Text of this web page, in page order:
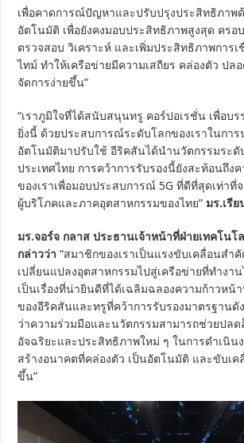
เพื่อคาดการณ์ปัญหาและปรับปรุงประสิทธิภาพด้
อัตโนมัติ เพื่อยังคงมอบประสิทธิภาพสูงสุด ครอ
ตรวจสอบ วิเคราะห์ และเพิ่มประสิทธิภาพการเ
ไทม์ ทำให้เครือข่ายมีความเสถียร คล่องตัว ปล
จัดการง่ายขึ้น”
“เราภูมิใจที่ได้สนับสนุนทรู คอร์ปอเรชั่น เพื่อบ
ยิ่งนี้ ด้วยประสบการณ์ระดับโลกของเราในการ
อัตโนมัติมาปรับใช้ อีริคสันได้นำนวัตกรรมระดั
ประเทศไทย การคว้าการรับรองนี้ยังสะท้อนถึง
ของเราเพื่อมอบประสบการณ์ 5G ที่ดีที่สุดเท่าที่
ผู้บริโภคและภาคอุตสาหกรรมของไทย” มร.เรีย
มร.จอร์จ กลาส ประธานเจ้าหน้าที่ฝ่ายเทคโนโ
กล่าวว่า “สมาชิกของเราเป็นแรงขับเคลื่อนสำ
เปลี่ยนแปลงอุตสาหกรรมไปสู่เครือข่ายที่ทำงา
เป็นเรื่องที่น่ายินดีที่ได้เฉลิมฉลองความก้าวหน้
ของอีริคสันและทรูที่คว้าการรับรองมาตรฐานดั
ว่าความร่วมมือและนวัตกรรมสามารถช่วยปลด
อัจฉริยะและประสิทธิภาพใหม่ ๆ ในการดำเนิน
สร้างอนาคตที่คล่องตัว เป็นอัตโนมัติ และขับเค
ขึ้น”